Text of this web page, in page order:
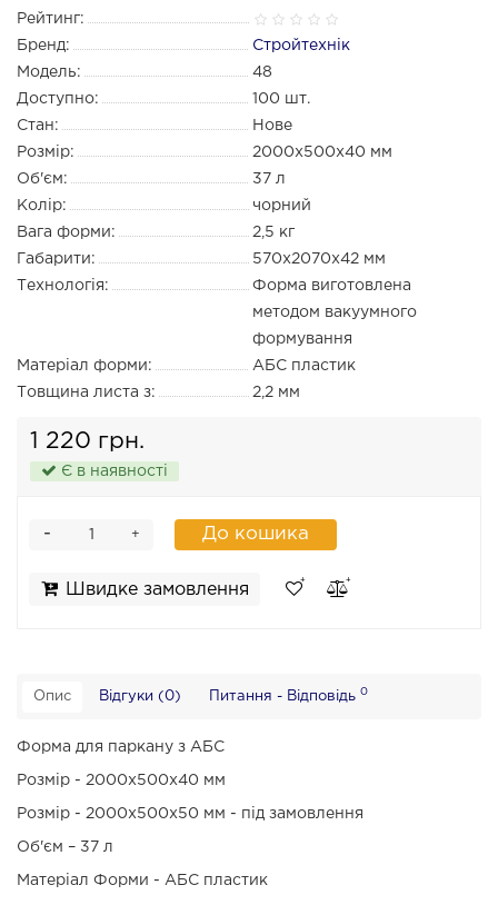
Рейтинг:
Бренд:
Стройтехнік
Модель:
48
Доступно:
100 шт.
Стан:
Нове
Розмір:
2000х500х40 мм
Об'єм:
37 л
Колір:
чорний
Вага форми:
2,5 кг
Габарити:
570х2070х42 мм
Технологія:
Форма виготовлена
методом вакуумного
формування
Матеріал форми:
АБС пластик
Товщина листа з:
2,2 мм
1 220 грн.
Є в наявності
+
- До кошика
Швидке замовлення
Опис Відгуки (0) Питання - Відповідь 0
Форма для паркану з АБС
Розмір - 2000х500х40 мм
Розмір - 2000х500х50 мм - під замовлення
Об'єм – 37 л
Матеріал Форми - АБС пластик